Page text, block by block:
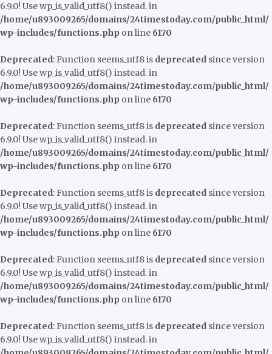
6.9.0! Use wp_is_valid_utf8() instead. in
/home/u893009265/domains/24timestoday.com/public_html/
wp-includes/functions.php on line 6170
Deprecated: Function seems_utf8 is deprecated since version
6.9.0! Use wp_is_valid_utf8() instead. in
/home/u893009265/domains/24timestoday.com/public_html/
wp-includes/functions.php on line 6170
Deprecated: Function seems_utf8 is deprecated since version
6.9.0! Use wp_is_valid_utf8() instead. in
/home/u893009265/domains/24timestoday.com/public_html/
wp-includes/functions.php on line 6170
Deprecated: Function seems_utf8 is deprecated since version
6.9.0! Use wp_is_valid_utf8() instead. in
/home/u893009265/domains/24timestoday.com/public_html/
wp-includes/functions.php on line 6170
Deprecated: Function seems_utf8 is deprecated since version
6.9.0! Use wp_is_valid_utf8() instead. in
/home/u893009265/domains/24timestoday.com/public_html/
wp-includes/functions.php on line 6170
Deprecated: Function seems_utf8 is deprecated since version
6.9.0! Use wp_is_valid_utf8() instead. in